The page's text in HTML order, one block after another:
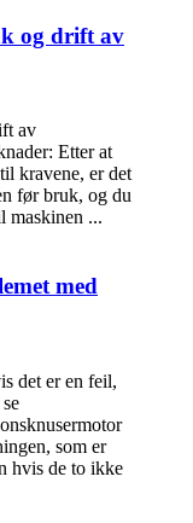
og drift av
av
Etter at
kravene, er det
før bruk, og du
maskinen ...
med
det er en feil,
som er
hvis de to ikke